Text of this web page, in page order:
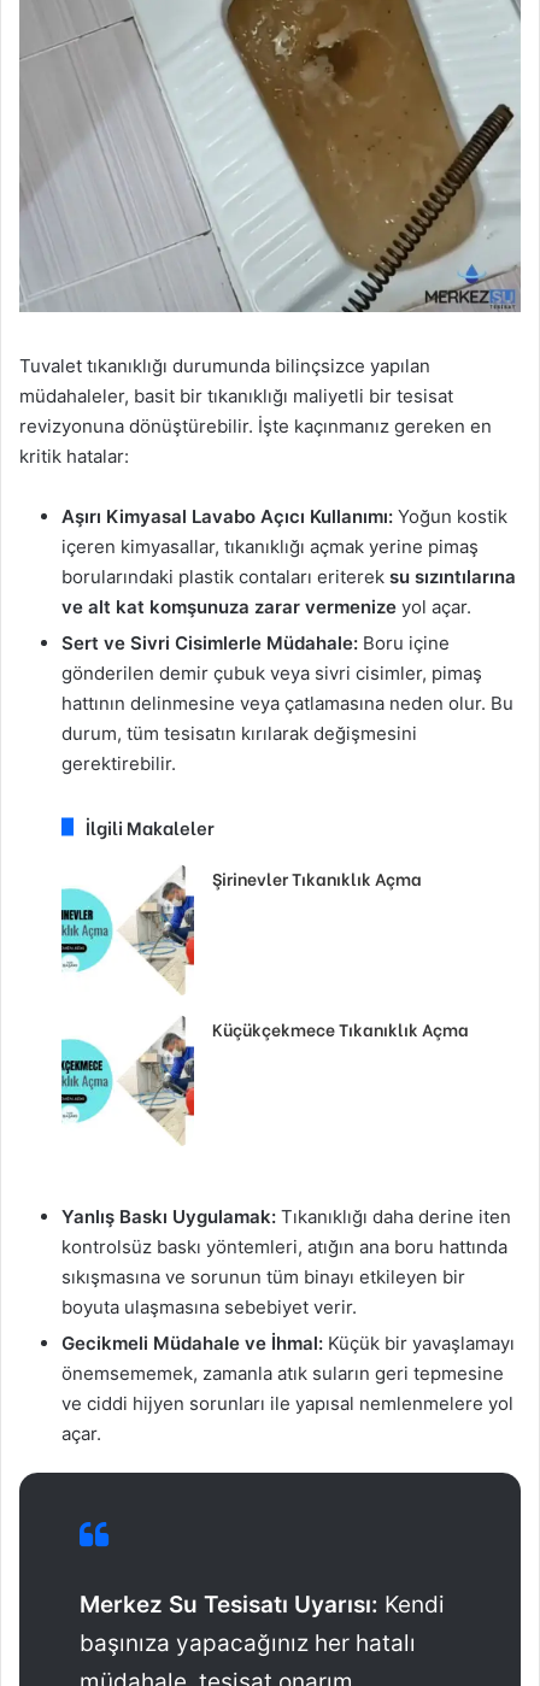
Tuvalet tıkanıklığı durumunda bilinçsizce yapılan
müdahaleler, basit bir tıkanıklığı maliyetli bir tesisat
revizyonuna dönüştürebilir. İşte kaçınmanız gereken en
kritik hatalar:
Aşırı Kimyasal Lavabo Açıcı Kullanımı: Yoğun kostik
içeren kimyasallar, tıkanıklığı açmak yerine pimaş
borularındaki plastik contaları eriterek su sızıntılarına
ve alt kat komşunuza zarar vermenize yol açar.
Sert ve Sivri Cisimlerle Müdahale: Boru içine
gönderilen demir çubuk veya sivri cisimler, pimaş
hattının delinmesine veya çatlamasına neden olur. Bu
durum, tüm tesisatın kırılarak değişmesini
gerektirebilir.
İlgili Makaleler
Şirinevler Tıkanıklık Açma
Küçükçekmece Tıkanıklık Açma
Yanlış Baskı Uygulamak: Tıkanıklığı daha derine iten
kontrolsüz baskı yöntemleri, atığın ana boru hattında
sıkışmasına ve sorunun tüm binayı etkileyen bir
boyuta ulaşmasına sebebiyet verir.
Gecikmeli Müdahale ve İhmal: Küçük bir yavaşlamayı
önemsememek, zamanla atık suların geri tepmesine
ve ciddi hijyen sorunları ile yapısal nemlenmelere yol
açar.
Merkez Su Tesisatı Uyarısı: Kendi
başınıza yapacağınız her hatalı